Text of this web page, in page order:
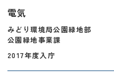
電気
みどり環境局公園緑地部
公園緑地事業課
2017年度入庁